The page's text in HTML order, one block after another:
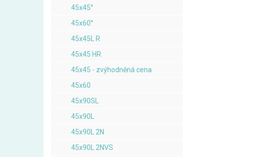
45x45°
45x60°
45x45L R
45x45 HR
45x45 - zvýhodněná cena
45x60
45x90SL
45x90L
45x90L 2N
45x90L 2NVS